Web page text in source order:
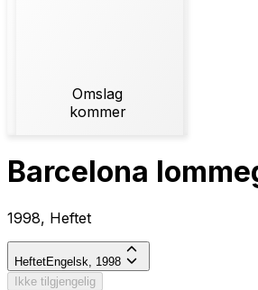
Omslag
kommer
Barcelona
1998, Heftet
HeftetEngelsk, 1998
Ikke tilgjengelig